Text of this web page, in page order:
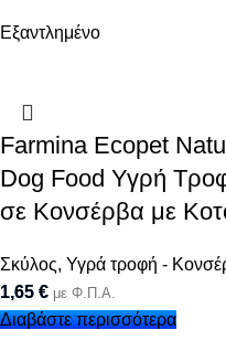
Εξαντλημένο
Farmina Ecopet
Dog Food Υγρή
σε Κονσέρβα με
Σκύλος, Υγρά τροφή -
1,65 € με Φ.Π.Α.
Διαβάστε περισσότερα